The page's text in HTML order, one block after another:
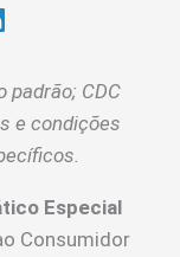
padrão; CDC
e condições
Especial
Consumidor